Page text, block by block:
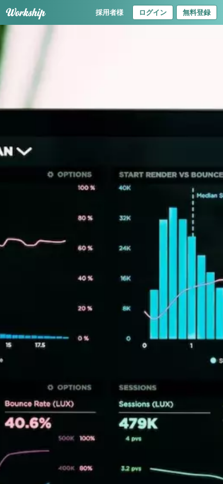
採用者様 ログイン 無料登録